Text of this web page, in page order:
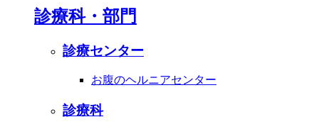
診療科・部門
診療センター
お腹のヘルニアセンター
診療科